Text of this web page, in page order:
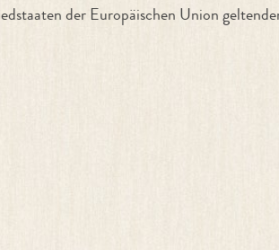
der Europäischen Union